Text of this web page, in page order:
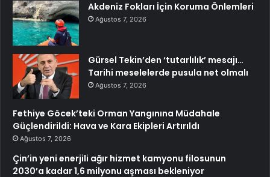
Akdeniz Fokları İçin Koruma Önlemleri
Ağustos 7, 2026
Gürsel Tekin’den ‘tutarlılık’ mesajı…
Tarihi meselelerde pusula net olmalı
Ağustos 7, 2026
Fethiye Göcek’teki Orman Yangınına Müdahale
Güçlendirildi: Hava ve Kara Ekipleri Artırıldı
Ağustos 7, 2026
Çin’in yeni enerjili ağır hizmet kamyonu filosunun
2030’a kadar 1,6 milyonu aşması bekleniyor